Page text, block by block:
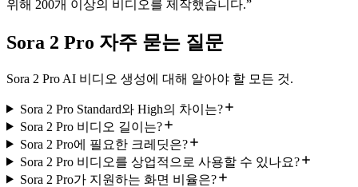
위해 200개 이상의 비디오를 제작했습니다.”
Sora 2 Pro 자주 묻는 질문
Sora 2 Pro AI 비디오 생성에 대해 알아야 할 모든 것.
Sora 2 Pro Standard와 High의 차이는?
Sora 2 Pro 비디오 길이는?
Sora 2 Pro에 필요한 크레딧은?
Sora 2 Pro 비디오를 상업적으로 사용할 수 있나요?
Sora 2 Pro가 지원하는 화면 비율은?